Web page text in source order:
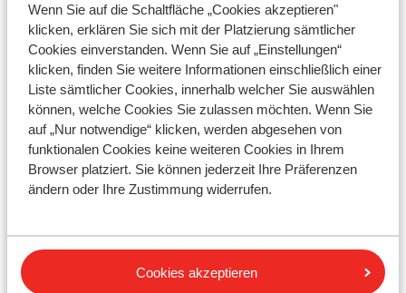
Wenn Sie auf die Schaltfläche „Cookies akzeptieren"
klicken, erklären Sie sich mit der Platzierung sämtlicher
Cookies einverstanden. Wenn Sie auf „Einstellungen“
klicken, finden Sie weitere Informationen einschließlich einer
Liste sämtlicher Cookies, innerhalb welcher Sie auswählen
können, welche Cookies Sie zulassen möchten. Wenn Sie
auf „Nur notwendige“ klicken, werden abgesehen von
funktionalen Cookies keine weiteren Cookies in Ihrem
Browser platziert. Sie können jederzeit Ihre Präferenzen
ändern oder Ihre Zustimmung widerrufen.
Cookies akzeptieren
ausgestattet ist – der ideale Weg, um sich vor einem
weiteren Skitag zu erholen. Ob Sie eine Ski-In/Ski-Out
Unterkunft wählen oder ein privates Chalet
bevorzugen, ein Luxus-Skiurlaub bietet ein
unvergessliches Erlebnis. Stellen Sie sich
atemberaubende verschneite Landschaften, einen
prasselnden Kamin und all den Komfort einer luxuriösen
Skihütte vor – eine wahre Luxus-Ski-Auszeit!
Top-Luxusreiseziele: Die besten Skigebiete
seine Gletscher und das weltklasse Après-Ski, oder
erkunden Sie Paradiski, ein wahres Paradies für